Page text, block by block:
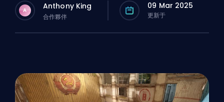
A Anthony King
合作夥伴
09 Mar 2025
更新于